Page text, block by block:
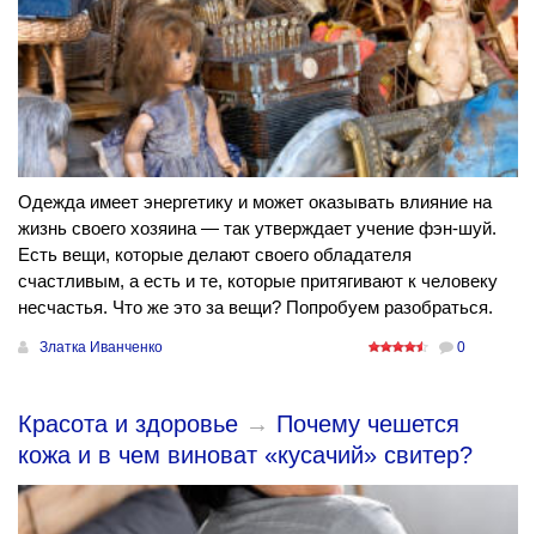
Одежда имеет энергетику и может оказывать влияние на
жизнь своего хозяина — так утверждает учение фэн-шуй.
Есть вещи, которые делают своего обладателя
счастливым, а есть и те, которые притягивают к человеку
несчастья. Что же это за вещи? Попробуем разобраться.
Златка Иванченко 0
Красота и здоровье → Почему чешется
кожа и в чем виноват «кусачий» свитер?